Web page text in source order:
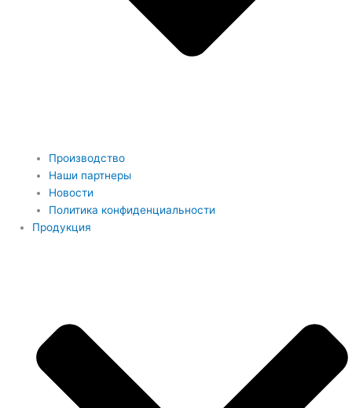
Производство
Наши партнеры
Новости
Политика конфиденциальности
Продукция